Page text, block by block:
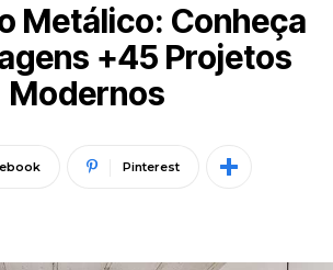
Metálico: Conheça
+45 Projetos
Modernos
Pinterest